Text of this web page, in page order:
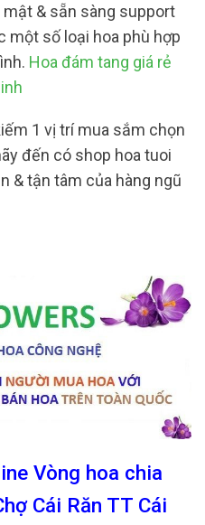
& sẵn sàng support
một số loại hoa phù hợp
Hoa đám tang giá rẻ
1 vị trí mua sắm chọn
đến có shop hoa tuoi
& tận tâm của hàng ngũ
Vòng hoa chia
Cái Răn TT Cái